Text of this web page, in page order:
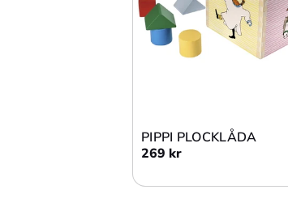
PIPPI PLOCKLÅDA
269 kr